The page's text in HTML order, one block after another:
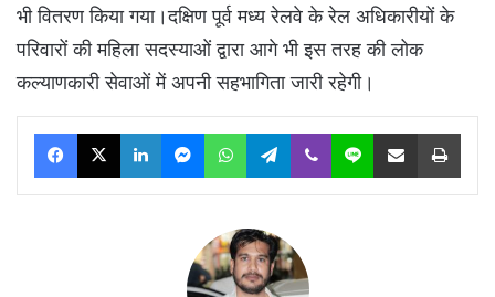
भी वितरण किया गया।दक्षिण पूर्व मध्य रेलवे के रेल अधिकारीयों के
परिवारों की महिला सदस्याओं द्वारा आगे भी इस तरह की लोक
कल्याणकारी सेवाओं में अपनी सहभागिता जारी रहेगी।
Facebook
X LinkedInMessengerWhatsAppTelegram
Viber Line Share via Email Print